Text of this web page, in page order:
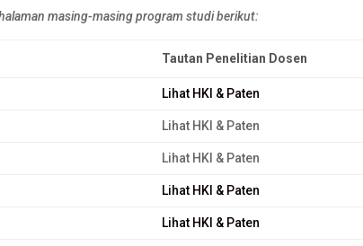
masing-masing program studi berikut:
Tautan Penelitian Dosen
Lihat HKI & Paten
Lihat HKI & Paten
Lihat HKI & Paten
Lihat HKI & Paten
Lihat HKI & Paten